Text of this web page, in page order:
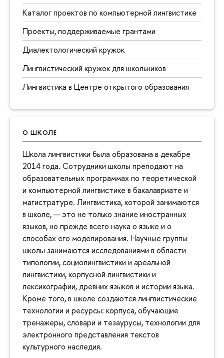
Каталог проектов по компьютерной лингвистике
Проекты, поддерживаемые грантами
Диалектологический кружок
Лингвистический кружок для школьников
Лингвистика в Центре открытого образования
О ШКОЛЕ
Школа лингвистики была образована в декабре
2014 года. Сотрудники школы преподают на
образовательных программах по теоретической
и компьютерной лингвистике в бакалавриате и
магистратуре. Лингвистика, которой занимаются
в школе, — это не только знание иностранных
языков, но прежде всего наука о языке и о
способах его моделирования. Научные группы
школы занимаются исследованиями в области
типологии, социолингвистики и ареальной
лингвистики, корпусной лингвистики и
лексикографии, древних языков и истории языка.
Кроме того, в школе создаются лингвистические
технологии и ресурсы: корпуса, обучающие
тренажеры, словари и тезаурусы, технологии для
электронного представления текстов
культурного наследия.